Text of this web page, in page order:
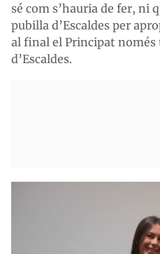
sé com s’hauria de fer, ni
pubilla d’Escaldes per
al final el Principat només
d’Escaldes.